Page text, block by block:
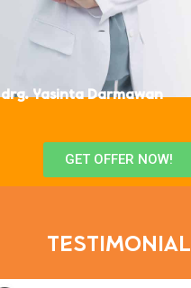
drg. Yasinta Darmawan
GET OFFER NOW!
TESTIMONIAL